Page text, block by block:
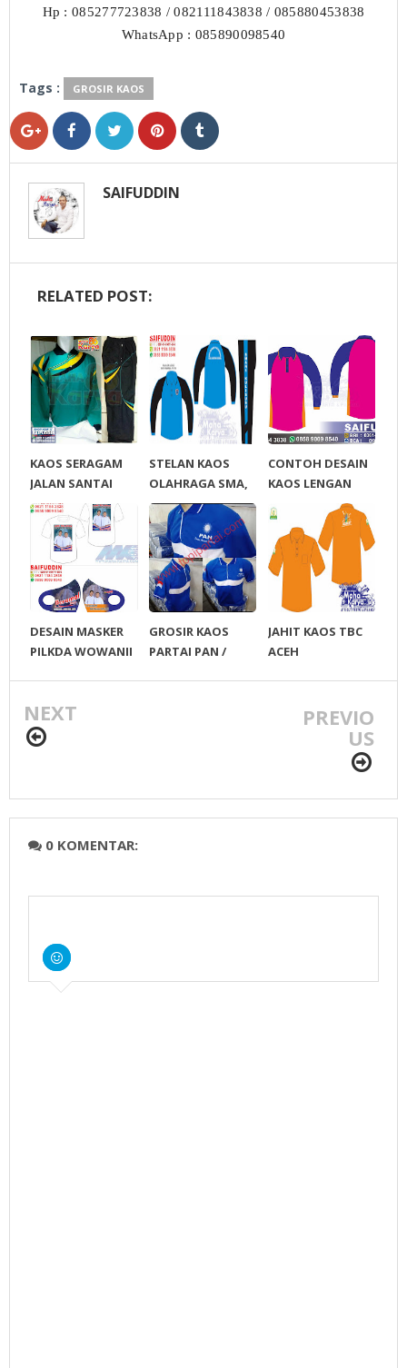
Hp : 085277723838 / 082111843838 / 085880453838
WhatsApp : 085890098540
Tags : GROSIR KAOS
SAIFUDDIN
RELATED POST:
KAOS SERAGAM
JALAN SANTAI
DAN TRENING
STELAN KAOS
OLAHRAGA SMA,
SMP, SD
CONTOH DESAIN
KAOS LENGAN
PANJANG
DESAIN MASKER
PILKDA WOWANII
Konawe
Kepulauan
GROSIR KAOS
PARTAI PAN /
JAHIT KAOS TBC
ACEH
NEXT PREVIO
US
0 KOMENTAR: